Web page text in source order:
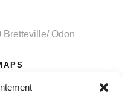
Bretteville/ Odon